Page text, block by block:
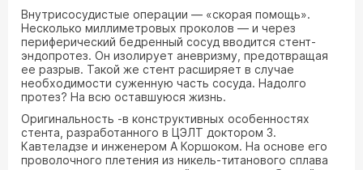
Внутрисосудистые операции — «скорая помощь».
Несколько миллиметровых проколов — и через
периферический бедренный сосуд вводится стент-
эндопротез. Он изолирует аневризму, предотвращая
ее разрыв. Такой же стент расширяет в случае
необходимости суженную часть сосуда. Надолго
протез? На всю оставшуюся жизнь.
Оригинальность -в конструктивных особенностях
стента, разработанного в ЦЭЛТ доктором 3.
Кавтеладзе и инженером А Коршоком. На основе его
проволочного плетения из никель-титанового сплава